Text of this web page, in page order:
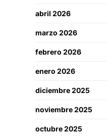
abril 2026
marzo 2026
febrero 2026
enero 2026
diciembre 2025
noviembre 2025
octubre 2025